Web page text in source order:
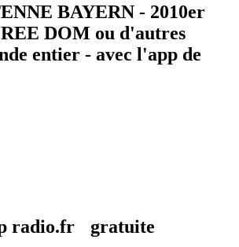
BAYERN - 2010er
DOM ou d'autres
entier - avec l'app de
radio.fr gratuite